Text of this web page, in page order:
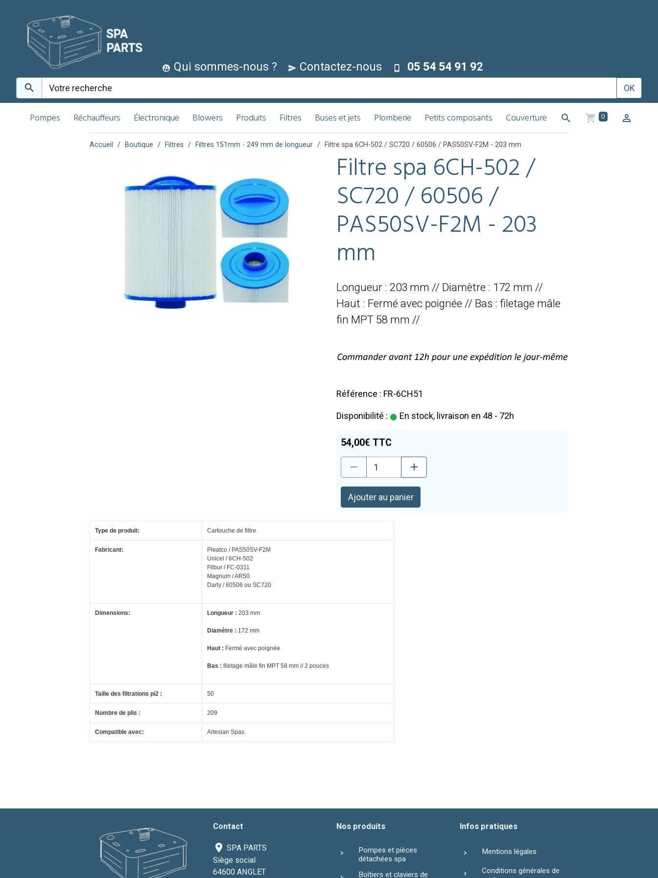
Qui sommes-nous ? Contactez-nous 05 54 54 91 92
OK
Pompes Réchauffeurs Électronique Blowers Produits Filtres Buses et jets Plomberie Petits composants Couverture 0
Accueil Boutique Filtres Filtres 151mm - 249 mm de longueur Filtre spa 6CH-502 / SC720 / 60506 / PAS50SV-F2M - 203 mm
Filtre spa 6CH-502 /
SC720 / 60506 /
PAS50SV-F2M - 203
mm
Longueur : 203 mm // Diamètre : 172 mm //
Haut : Fermé avec poignée // Bas : filetage mâle
fin MPT 58 mm //
Référence : FR-6CH51
Disponibilité : En stock, livraison en 48 - 72h
54,00€ TTC
Ajouter au panier
Type de produit: Cartouche de filtre
Fabricant:
Pleatco / PAS50SV-F2M
Unicel / 6CH-502
Filbur / FC-0311
Magnum / AR50
Darly / 60506 ou SC720
Dimensions: Longueur : 203 mm
Diamètre : 172 mm
Haut : Fermé avec poignée
Bas : filetage mâle fin MPT 58 mm // 2 pouces
Taille des filtrations pi2 : 50
Nombre de plis : 209
Compatible avec: Artesian Spas
Contact
SPA PARTS
Siège social
64600 ANGLET
Nos produits
Pompes et pièces
détachées spa
Boîtiers et claviers de
Infos pratiques
Mentions légales
Conditions générales de